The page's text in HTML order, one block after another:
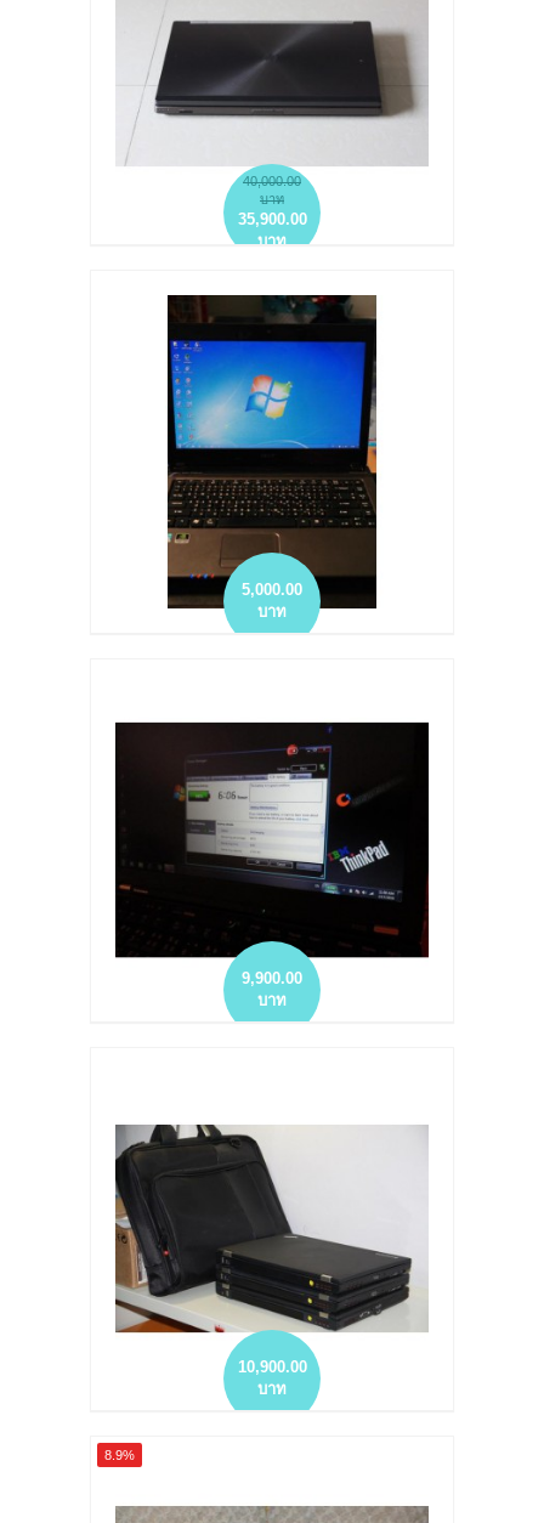
40,000.00
บาท
35,900.00
บาท
MOBILE WORKSTATION 17.3 นิ้ว QUADRO
3000 RAM 12 GB มาพร้อมวินโดว์ 7 PRO แท้ แรง
more info
add to wish list
add to compare
5,000.00
บาท
more info
add to wish list
add to compare
9,900.00
บาท
10,900.00
บาท
NOTEBOOK มือสอง THINKPAD T430 I5-
3320M HD320GB DDR 8 GB สภาพน่าใช้
more info
8.9%